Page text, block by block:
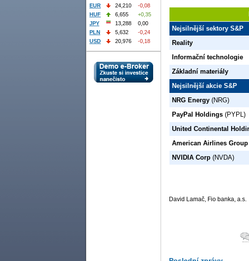
Nejsilnější sektory S&P
Reality
Informační technologie
Základní materiály
Nejsilnější akcie S&P
NRG Energy (NRG)
PayPal Holdings (PYPL)
United Continental
American Airlines Group
NVIDIA Corp (NVDA)
David Lamač, Fio banka, a.s.
EUR 24,210
-0,08
HUF
6,655
+0,35
JPY
13,288
0,00
PLN
5,632
-0,24
USD
20,976 -0,18